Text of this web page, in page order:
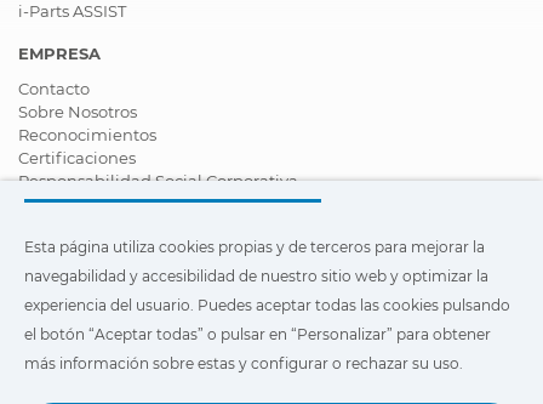
i-Parts ASSIST
EMPRESA
Contacto
Sobre Nosotros
Reconocimientos
Certificaciones
Responsabilidad Social Corporativa
Ser distribuidor
Vídeos
FAQ - Preguntas Frecuentes
Esta página utiliza cookies propias y de terceros para mejorar la
navegabilidad y accesibilidad de nuestro sitio web y optimizar
la experiencia del usuario. Puedes pulsar en"Configuración"
Esta página utiliza cookies propias y de terceros para mejorar la
navegabilidad y accesibilidad de nuestro sitio web y optimizar la
experiencia del usuario. Puedes aceptar todas las cookies pulsando
el botón “Aceptar todas” o pulsar en “Personalizar” para obtener
más información sobre estas y configurar o rechazar su uso.